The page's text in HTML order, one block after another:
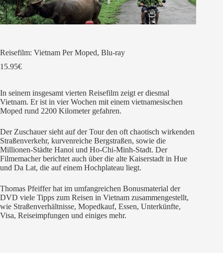
Reisefilm: Vietnam Per Moped, Blu-ray
15.95€
In seinem insgesamt vierten Reisefilm zeigt er diesmal
Vietnam. Er ist in vier Wochen mit einem vietnamesischen
Moped rund 2200 Kilometer gefahren.
Der Zuschauer sieht auf der Tour den oft chaotisch wirkenden
Straßenverkehr, kurvenreiche Bergstraßen, sowie die
Millionen-Städte Hanoi und Ho-Chi-Minh-Stadt. Der
Filmemacher berichtet auch über die alte Kaiserstadt in Hue
und Da Lat, die auf einem Hochplateau liegt.
Thomas Pfeiffer hat im umfangreichen Bonusmaterial der
DVD viele Tipps zum Reisen in Vietnam zusammengestellt,
wie Straßenverhältnisse, Mopedkauf, Essen, Unterkünfte,
Visa, Reiseimpfungen und einiges mehr.